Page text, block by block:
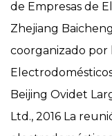
de Empresas de
Zhejiang
coorganizado por
Beijing Ovidet
Ltd., 2016 La